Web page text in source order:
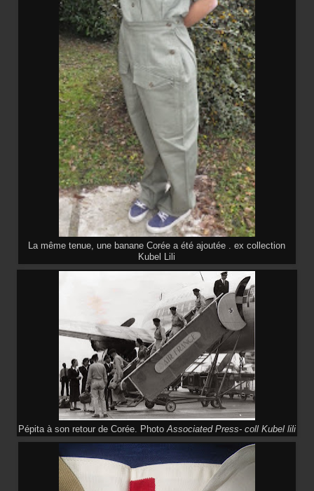
La même tenue, une banane Corée a été ajoutée . ex collection
Kubel Lili
Pépita à son retour de Corée. PhotoAssociated Press- coll Kubel lili